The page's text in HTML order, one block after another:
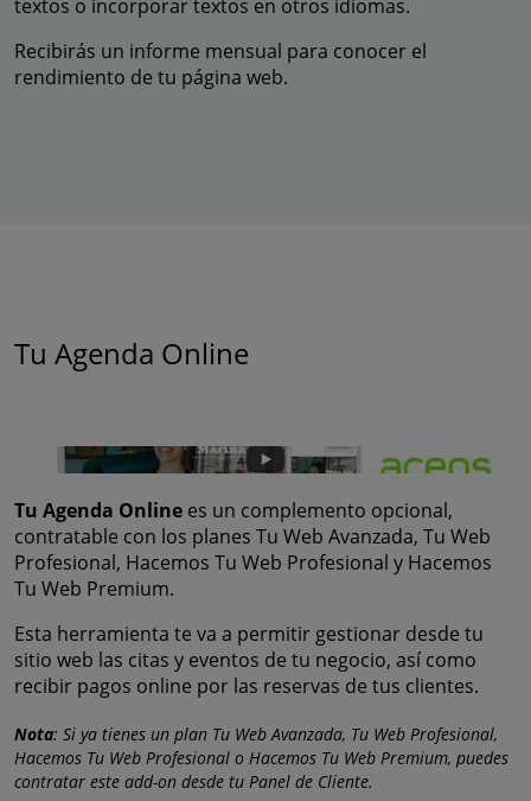
textos o incorporar textos en otros idiomas.
Recibirás un informe mensual para conocer el
rendimiento de tu página web.
Tu Agenda Online
Tu Agenda Online es un complemento opcional,
contratable con los planes Tu Web Avanzada, Tu Web
Profesional, Hacemos Tu Web Profesional y Hacemos
Tu Web Premium.
Esta herramienta te va a permitir gestionar desde tu
sitio web las citas y eventos de tu negocio, así como
recibir pagos online por las reservas de tus clientes.
Nota: Si ya tienes un plan Tu Web Avanzada, Tu Web Profesional,
Hacemos Tu Web Profesional o Hacemos Tu Web Premium, puedes
contratar este add-on desde tu Panel de Cliente.